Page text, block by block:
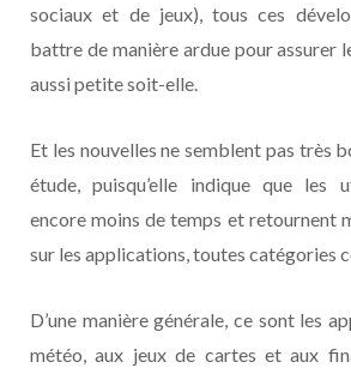
sociaux et de jeux), tous ces
battre de manière ardue pour assurer
aussi petite soit-elle.
Et les nouvelles ne semblent pas très
étude, puisqu’elle indique que les
encore moins de temps et retournent
sur les applications, toutes catégories
D’une manière générale, ce sont les
météo, aux jeux de cartes et aux